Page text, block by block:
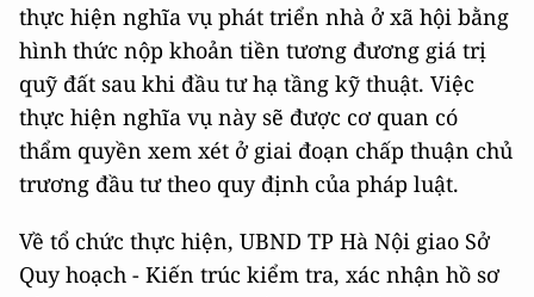
thực hiện nghĩa vụ phát triển nhà ở xã hội bằng
hình thức nộp khoản tiền tương đương giá trị
quỹ đất sau khi đầu tư hạ tầng kỹ thuật. Việc
thực hiện nghĩa vụ này sẽ được cơ quan có
thẩm quyền xem xét ở giai đoạn chấp thuận chủ
trương đầu tư theo quy định của pháp luật.
Về tổ chức thực hiện, UBND TP Hà Nội giao Sở
Quy hoạch - Kiến trúc kiểm tra, xác nhận hồ sơ